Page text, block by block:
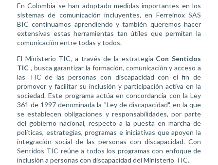
En Colombia se han adoptado medidas importantes en los
sistemas de comunicación incluyentes, en Ferreinox SAS
BIC continuamos aprendiendo y también queremos hacer
extensivas estas herramientas tan útiles que permitan la
comunicación entre todas y todos.
El Ministerio TIC, a través de la estrategia Con Sentidos
TIC , busca garantizar la formación, comunicación y acceso a
las TIC de las personas con discapacidad con el fin de
promover y facilitar su inclusión y participación activa en la
sociedad. Este programa actúa en concordancia con la Ley
361 de 1997 denominada la "Ley de discapacidad", en la que
se establecen obligaciones y responsabilidades, por parte
del gobierno nacional, respecto a la puesta en marcha de
políticas, estrategias, programas e iniciativas que apoyen la
integración social de las personas con discapacidad. Con
Sentidos TIC reúne a todos los programas con enfoque de
inclusión a personas con discapacidad del Ministerio TIC.